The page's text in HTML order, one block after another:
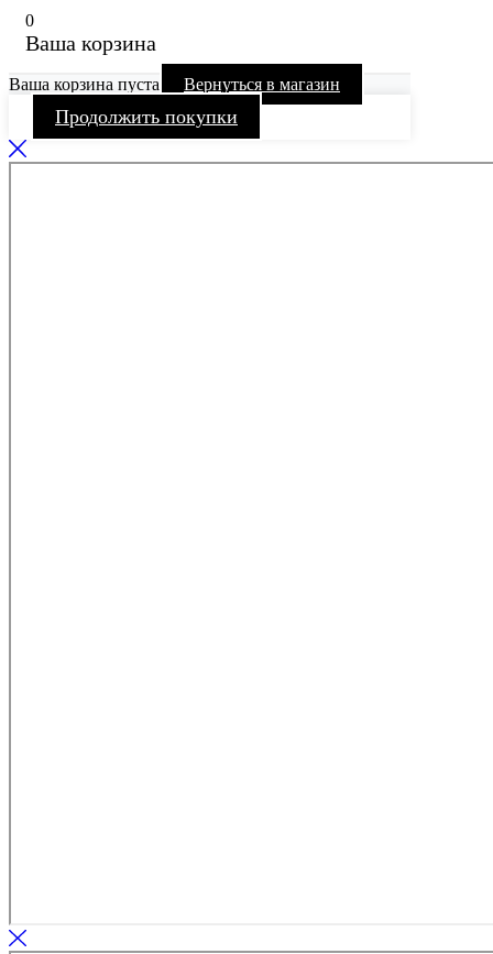
0
Ваша корзина
Ваша корзина пуста Вернуться в магазин
Продолжить покупки